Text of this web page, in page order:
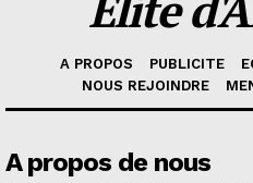
A PROPOS PUBLICITE
NOUS REJOINDRE
A propos de nous